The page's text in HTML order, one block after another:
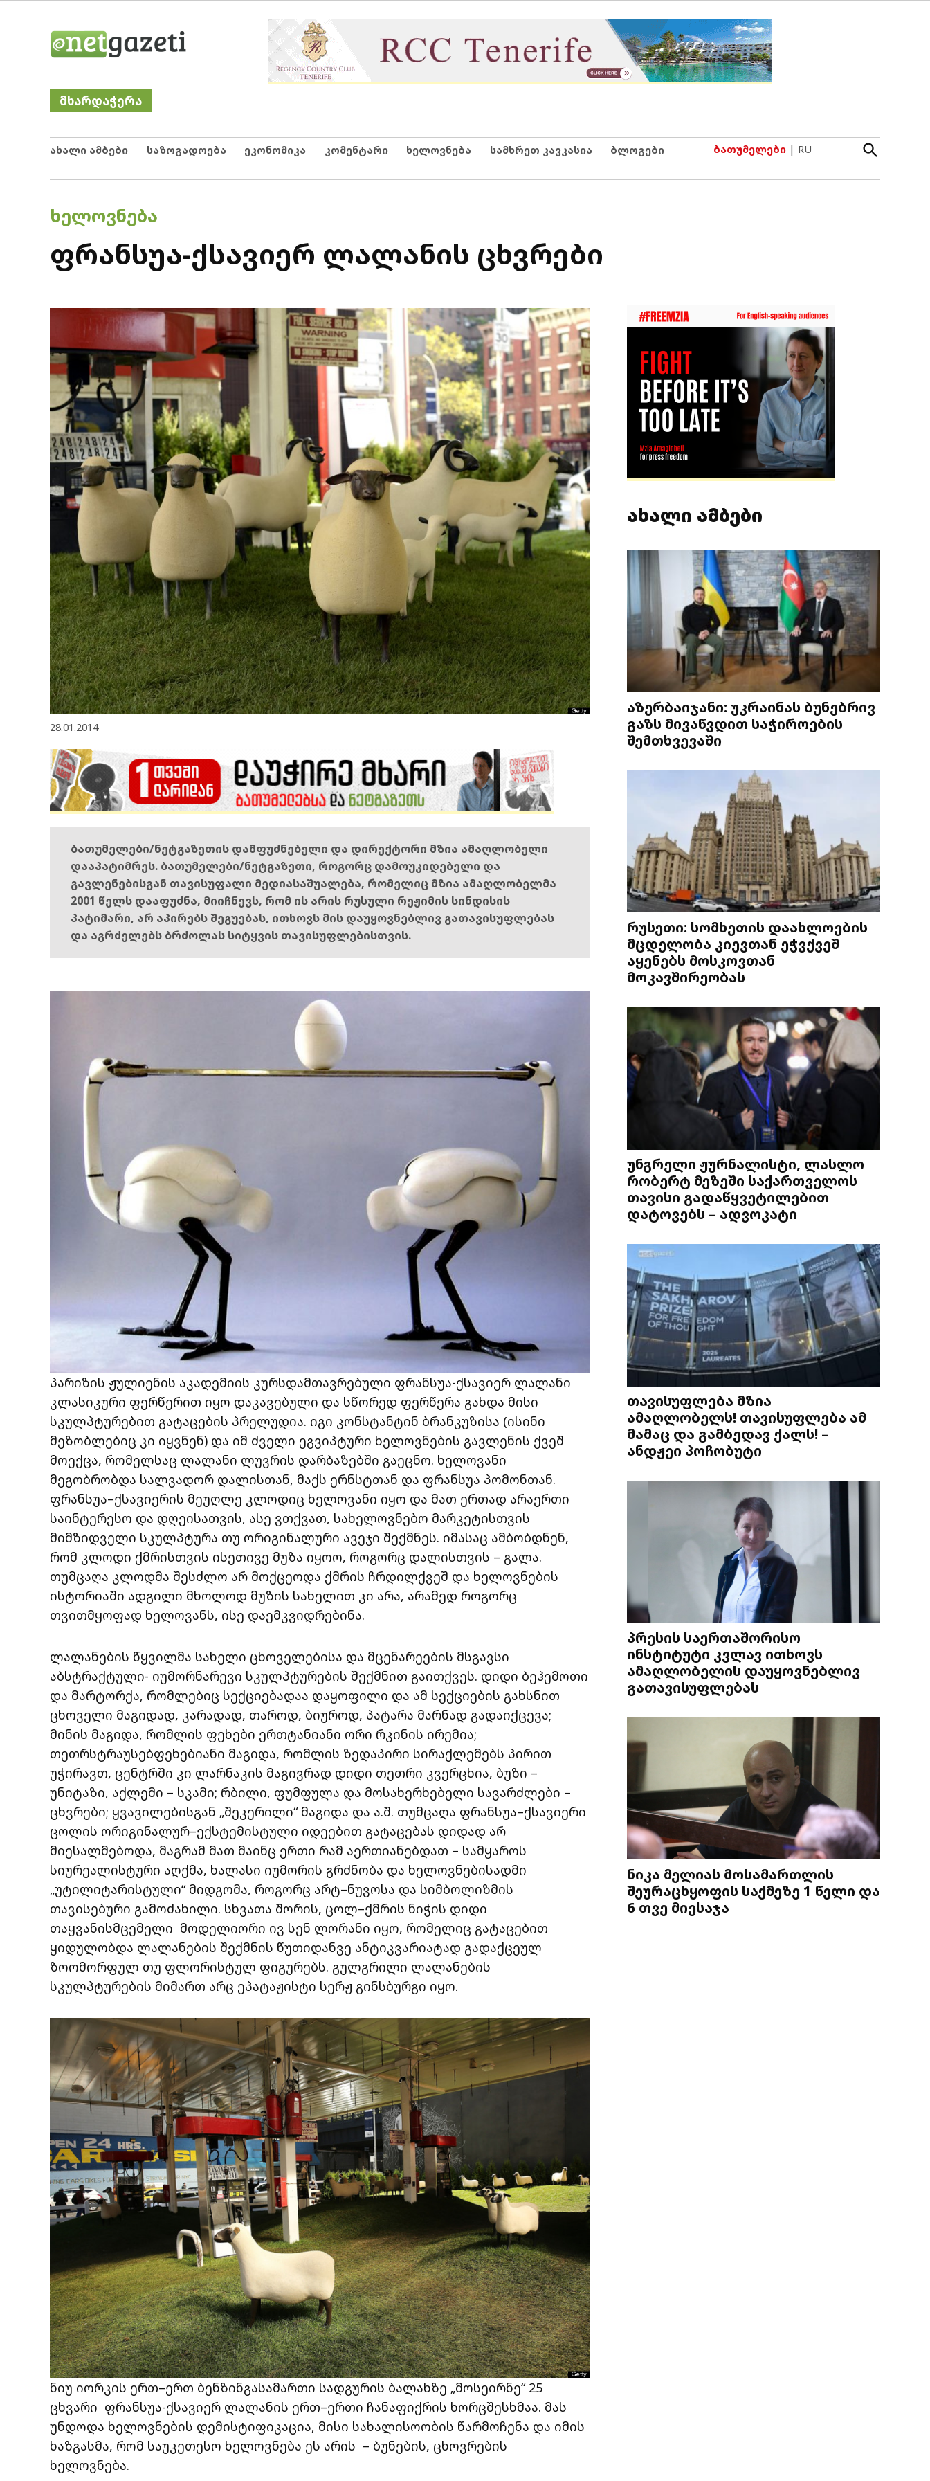
Netgazeti
მხარდაჭერა
ახალი ამბები საზოგადოება ეკონომიკა კომენტარი ხელოვნება სამხრეთ კავკასია ბლოგები ბათუმელები | RU
Open
Search
POSTED
ᲮᲔᲚᲝᲕᲜᲔᲑᲐ
ფრანსუა-ქსავიერ ლალანის ცხვრები
28.01.2014
ბათუმელები/ნეტგაზეთის დამფუძნებელი და დირექტორი მზია ამაღლობელი
დააპატიმრეს. ბათუმელები/ნეტგაზეთი, როგორც დამოუკიდებელი და
გავლენებისგან თავისუფალი მედიასაშუალება, რომელიც მზია ამაღლობელმა
2001 წელს დააფუძნა, მიიჩნევს, რომ ის არის რუსული რეჟიმის სინდისის
პატიმარი, არ აპირებს შეგუებას, ითხოვს მის დაუყოვნებლივ გათავისუფლებას
და აგრძელებს ბრძოლას სიტყვის თავისუფლებისთვის.
პარიზის ჟულიენის აკადემიის კურსდამთავრებული ფრანსუა-ქსავიერ ლალანი
კლასიკური ფერწერით იყო დაკავებული და სწორედ ფერწერა გახდა მისი
სკულპტურებით გატაცების პრელუდია. იგი კონსტანტინ ბრანკუზისა (ისინი
მეზობლებიც კი იყვნენ) და იმ ძველი ეგვიპტური ხელოვნების გავლენის ქვეშ
მოექცა, რომელსაც ლალანი ლუვრის დარბაზებში გაეცნო. ხელოვანი
მეგობრობდა სალვადორ დალისთან, მაქს ერნსტთან და ფრანსუა პომონთან.
ფრანსუა–ქსავიერის მეუღლე კლოდიც ხელოვანი იყო და მათ ერთად არაერთი
საინტერესო და დღეისათვის, ასე ვთქვათ, სახელოვნებო მარკეტისთვის
მიმზიდველი სკულპტურა თუ ორიგინალური ავეჯი შექმნეს. იმასაც ამბობდნენ,
რომ კლოდი ქმრისთვის ისეთივე მუზა იყოო, როგორც დალისთვის – გალა.
თუმცაღა კლოდმა შესძლო არ მოქცეოდა ქმრის ჩრდილქვეშ და ხელოვნების
ისტორიაში ადგილი მხოლოდ მუზის სახელით კი არა, არამედ როგორც
თვითმყოფად ხელოვანს, ისე დაემკვიდრებინა.
ლალანების წყვილმა სახელი ცხოველებისა და მცენარეების მსგავსი
აბსტრაქტული- იუმორნარევი სკულპტურების შექმნით გაითქვეს. დიდი ბეჰემოთი
და მარტორქა, რომლებიც სექციებადაა დაყოფილი და ამ სექციების გახსნით
ცხოველი მაგიდად, კარადად, თაროდ, ბიუროდ, პატარა მარნად გადაიქცევა;
მინის მაგიდა, რომლის ფეხები ერთტანიანი ორი რკინის ირემია;
თეთრსტრაუსებფეხებიანი მაგიდა, რომლის ზედაპირი სირაქლემებს პირით
უჭირავთ, ცენტრში კი ლარნაკის მაგივრად დიდი თეთრი კვერცხია, ბუზი –
უნიტაზი, აქლემი – სკამი; რბილი, ფუმფულა და მოსახერხებელი სავარძლები –
ცხვრები; ყვავილებისგან „შეკერილი“ მაგიდა და ა.შ. თუმცაღა ფრანსუა–ქსავიერი
ცოლის ორიგინალურ–ექსტემისტული იდეებით გატაცებას დიდად არ
მიესალმებოდა, მაგრამ მათ მაინც ერთი რამ აერთიანებდათ – სამყაროს
სიურეალისტური აღქმა, ხალასი იუმორის გრძნობა და ხელოვნებისადმი
„უტილიტარისტული“ მიდგომა, როგორც არტ–ნუვოსა და სიმბოლიზმის
თავისებური გამოძახილი. სხვათა შორის, ცოლ–ქმრის ნიჭის დიდი
თაყვანისმცემელი მოდელიორი ივ სენ ლორანი იყო, რომელიც გატაცებით
ყიდულობდა ლალანების შექმნის წუთიდანვე ანტიკვარიატად გადაქცეულ
ზოომორფულ თუ ფლორისტულ ფიგურებს. გულგრილი ლალანების
სკულპტურების მიმართ არც ეპატაჟისტი სერჟ გინსბურგი იყო.
ნიუ იორკის ერთ–ერთ ბენზინგასამართი სადგურის ბალახზე „მოსეირნე“ 25
ცხვარი ფრანსუა-ქსავიერ ლალანის ერთ–ერთი ჩანაფიქრის ხორცშესხმაა. მას
უნდოდა ხელოვნების დემისტიფიკაცია, მისი სახალისოობის წარმოჩენა და იმის
ხაზგასმა, რომ საუკეთესო ხელოვნება ეს არის – ბუნების, ცხოვრების
ხელოვნება.
ახალი ამბები
აზერბაიჯანი: უკრაინას ბუნებრივ
გაზს მივაწვდით საჭიროების
შემთხვევაში
რუსეთი: სომხეთის დაახლოების
მცდელობა კიევთან ეჭვქვეშ
აყენებს მოსკოვთან
მოკავშირეობას
უნგრელი ჟურნალისტი, ლასლო
რობერტ მეზეში საქართველოს
თავისი გადაწყვეტილებით
დატოვებს – ადვოკატი
თავისუფლება მზია
ამაღლობელს! თავისუფლება ამ
მამაც და გამბედავ ქალს! –
ანდჟეი პოჩობუტი
პრესის საერთაშორისო
ინსტიტუტი კვლავ ითხოვს
ამაღლობელის დაუყოვნებლივ
გათავისუფლებას
ნიკა მელიას მოსამართლის
შეურაცხყოფის საქმეზე 1 წელი და
6 თვე მიესაჯა